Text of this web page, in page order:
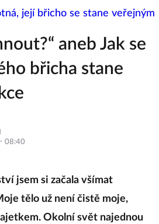
aneb Jak se
břicha stane
· 08:40
jsem si začala všímat
tělo už není čistě moje,
Okolní svět najednou